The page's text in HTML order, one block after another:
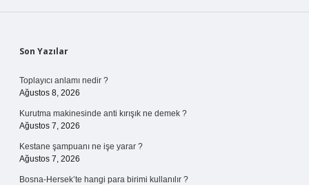
Sidebar
Son Yazılar
Toplayıcı anlamı nedir ?
Ağustos 8, 2026
Kurutma makinesinde anti kırışık ne demek ?
Ağustos 7, 2026
Kestane şampuanı ne işe yarar ?
Ağustos 7, 2026
Bosna-Hersek’te hangi para birimi kullanılır ?